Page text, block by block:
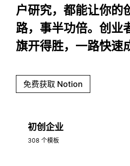
户研究，都能让你的
路，事半功倍。创业
旗开得胜，一路快速
免费获取 Notion
初创企业
308 个模板